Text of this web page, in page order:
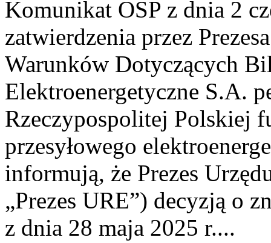
Komunikat OSP z dnia 2
zatwierdzenia przez
Warunków Dotyczących
Elektroenergetyczne S.A.
Rzeczypospolitej Polskiej
przesyłowego
informują, że Prezes
„Prezes URE”) decyzją o
z dnia 28 maja 2025 r....